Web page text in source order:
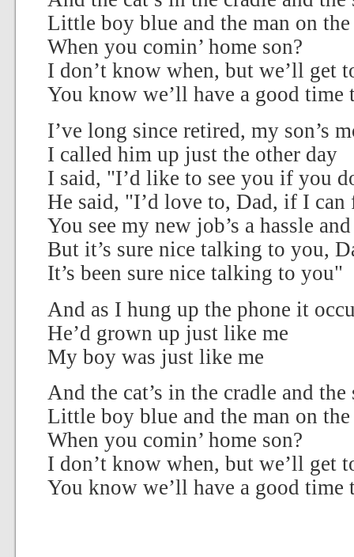
Little boy blue and the man on
When you comin’ home son?
I don’t know when, but we’ll get
You know we’ll have a good time
I’ve long since retired, my son’s
I called him up just the other day
I said, "I’d like to see you if you
He said, "I’d love to, Dad, if I
You see my new job’s a hassle
But it’s sure nice talking to you,
It’s been sure nice talking to you"
And as I hung up the phone it
He’d grown up just like me
My boy was just like me
And the cat’s in the cradle and
Little boy blue and the man on
When you comin’ home son?
I don’t know when, but we’ll get
You know we’ll have a good time